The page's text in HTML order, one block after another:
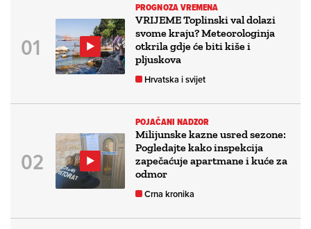
PROGNOZA VREMENA
VRIJEME Toplinski val dolazi
svome kraju? Meteorologinja
otkrila gdje će biti kiše i
pljuskova
Hrvatska i svijet
POJAČANI NADZOR
Milijunske kazne usred sezone:
Pogledajte kako inspekcija
zapečaćuje apartmane i kuće za
odmor
Crna kronika